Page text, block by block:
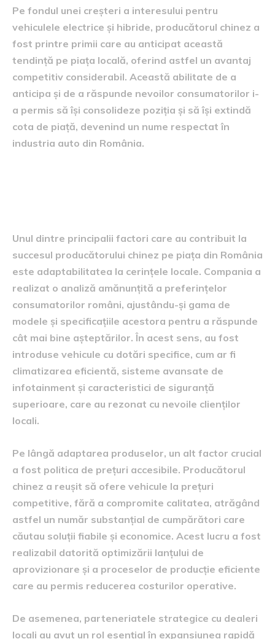
Pe fondul unei creșteri a interesului pentru
vehiculele electrice și hibride, producătorul chinez a
fost printre primii care au anticipat această
tendință pe piața locală, oferind astfel un avantaj
competitiv considerabil. Această abilitate de a
anticipa și de a răspunde nevoilor consumatorilor i-
a permis să își consolideze poziția și să își extindă
cota de piață, devenind un nume respectat în
industria auto din România.
Unul dintre principalii factori care au contribuit la
succesul producătorului chinez pe piața din România
este adaptabilitatea la cerințele locale. Compania a
realizat o analiză amănunțită a preferințelor
consumatorilor români, ajustându-și gama de
modele și specificațiile acestora pentru a răspunde
cât mai bine așteptărilor. În acest sens, au fost
introduse vehicule cu dotări specifice, cum ar fi
climatizarea eficientă, sisteme avansate de
infotainment și caracteristici de siguranță
superioare, care au rezonat cu nevoile clienților
locali.
Pe lângă adaptarea produselor, un alt factor crucial
a fost politica de prețuri accesibile. Producătorul
chinez a reușit să ofere vehicule la prețuri
competitive, fără a compromite calitatea, atrăgând
astfel un număr substanțial de cumpărători care
căutau soluții fiabile și economice. Acest lucru a fost
realizabil datorită optimizării lanțului de
aprovizionare și a proceselor de producție eficiente
care au permis reducerea costurilor operative.
De asemenea, parteneriatele strategice cu dealeri
locali au avut un rol esențial în expansiunea rapidă